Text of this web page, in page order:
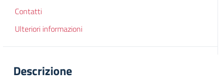
Contatti
Ulteriori informazioni
Descrizione